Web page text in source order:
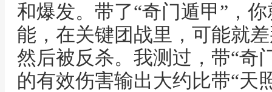
和爆发。带了“奇门遁甲”，
能，在关键团战里，可能就
然后被反杀。我测过，带“奇
的有效伤害输出大约比带“天